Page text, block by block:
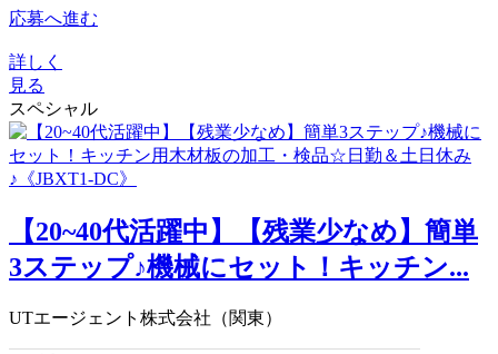
応募へ進む
詳しく
見る
スペシャル
【20~40代活躍中】【残業少なめ】簡単
3ステップ♪機械にセット！キッチン...
UTエージェント株式会社（関東）